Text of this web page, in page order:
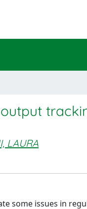
LAURA
some issues in